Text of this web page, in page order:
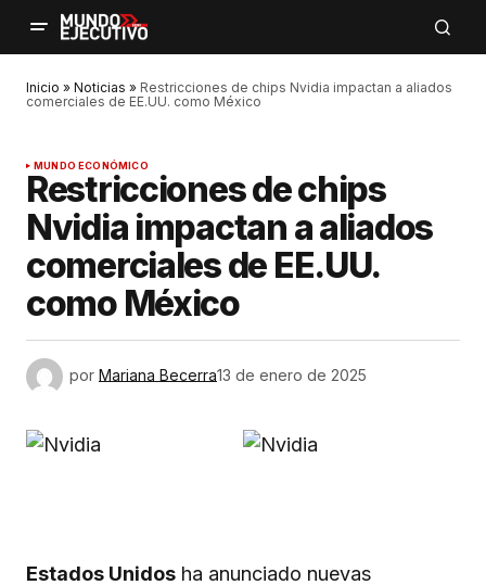
Inicio » Noticias » Restricciones de chips Nvidia impactan a aliados
comerciales de EE.UU. como México
MUNDO ECONÓMICO
Restricciones de chips
Nvidia impactan a aliados
comerciales de EE.UU.
como México
por Mariana Becerra13 de enero de 2025
Estados Unidos ha anunciado nuevas